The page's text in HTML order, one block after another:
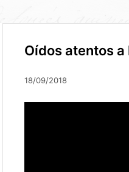
Oídos atentos
18/09/2018